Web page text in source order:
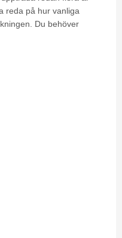
​reda​ ​på hur​ ​vanliga​
​Du​ ​behöver​